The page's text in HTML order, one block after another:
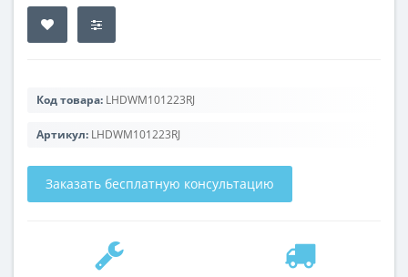
Код товара: LHDWM101223RJ
Артикул: LHDWM101223RJ
Заказать бесплатную консультацию